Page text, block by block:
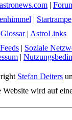
|
| Startrampe
| AstroLinks
| Soziale
|
Stefan Deiters
Website wird auf